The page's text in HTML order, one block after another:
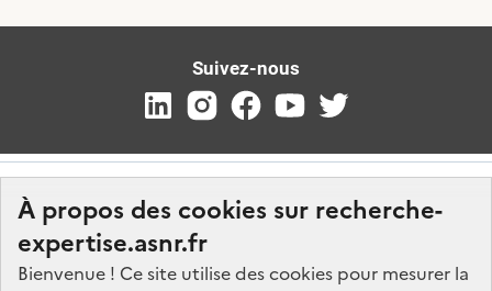
À propos des cookies sur recherche-
expertise.asnr.fr
Bienvenue ! Ce site utilise des cookies pour mesurer la
Suivez-nous